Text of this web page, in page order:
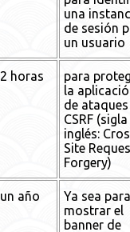
una
de sesión
un usuario
2 horas
para
la
de ataques
CSRF
inglés:
Site
Forgery)
un año
Ya sea para
mostrar el
banner de